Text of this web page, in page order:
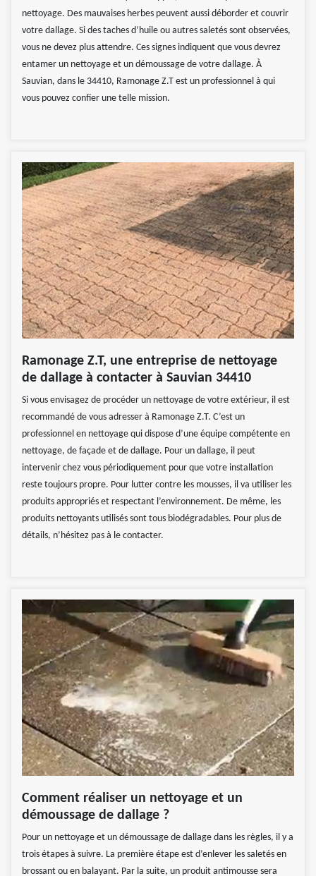
nettoyage. Des mauvaises herbes peuvent aussi déborder et couvrir
votre dallage. Si des taches d’huile ou autres saletés sont observées,
vous ne devez plus attendre. Ces signes indiquent que vous devrez
entamer un nettoyage et un démoussage de votre dallage. À
Sauvian, dans le 34410, Ramonage Z.T est un professionnel à qui
vous pouvez confier une telle mission.
Ramonage Z.T, une entreprise de nettoyage
de dallage à contacter à Sauvian 34410
Si vous envisagez de procéder un nettoyage de votre extérieur, il est
recommandé de vous adresser à Ramonage Z.T. C’est un
professionnel en nettoyage qui dispose d’une équipe compétente en
nettoyage, de façade et de dallage. Pour un dallage, il peut
intervenir chez vous périodiquement pour que votre installation
reste toujours propre. Pour lutter contre les mousses, il va utiliser les
produits appropriés et respectant l’environnement. De même, les
produits nettoyants utilisés sont tous biodégradables. Pour plus de
détails, n’hésitez pas à le contacter.
Comment réaliser un nettoyage et un
démoussage de dallage ?
Pour un nettoyage et un démoussage de dallage dans les règles, il y a
trois étapes à suivre. La première étape est d’enlever les saletés en
brossant ou en balayant. Par la suite, un produit antimousse sera